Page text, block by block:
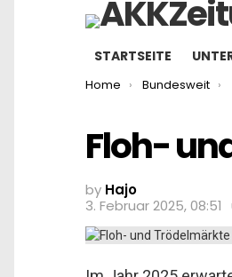
STARTSEITE
You are here:
Home Bundesweit
Floh-
by Hajo
3. Februar 2025, 08:51